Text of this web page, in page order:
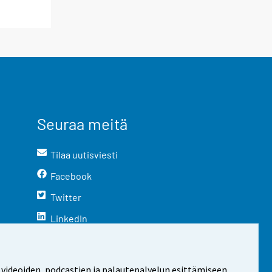
podcastien ja palautepalvelun esittämiseen.
Seuraa meitä
Tilaa uutisviesti
Facebook
Twitter
LinkedIn